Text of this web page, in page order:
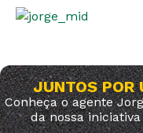
JUNTOS POR
Conheça o agente
da nossa